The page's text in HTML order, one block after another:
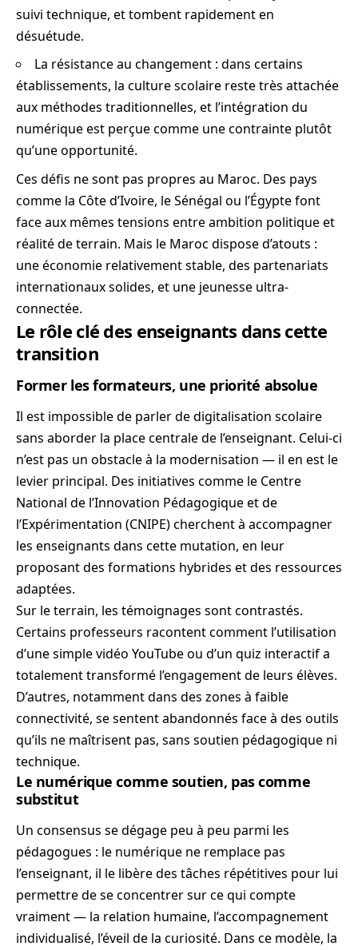
suivi technique, et tombent rapidement en
désuétude.
La résistance au changement : dans certains
établissements, la culture scolaire reste très attachée
aux méthodes traditionnelles, et l’intégration du
numérique est perçue comme une contrainte plutôt
qu’une opportunité.
Ces défis ne sont pas propres au Maroc. Des pays
comme la Côte d’Ivoire, le Sénégal ou l’Égypte font
face aux mêmes tensions entre ambition politique et
réalité de terrain. Mais le Maroc dispose d’atouts :
une économie relativement stable, des partenariats
internationaux solides, et une jeunesse ultra-
connectée.
Le rôle clé des enseignants dans cette
transition
Former les formateurs, une priorité absolue
Il est impossible de parler de digitalisation scolaire
sans aborder la place centrale de l’enseignant. Celui-ci
n’est pas un obstacle à la modernisation — il en est le
levier principal. Des initiatives comme le Centre
National de l’Innovation Pédagogique et de
l’Expérimentation (CNIPE) cherchent à accompagner
les enseignants dans cette mutation, en leur
proposant des formations hybrides et des ressources
adaptées.
Sur le terrain, les témoignages sont contrastés.
Certains professeurs racontent comment l’utilisation
d’une simple vidéo YouTube ou d’un quiz interactif a
totalement transformé l’engagement de leurs élèves.
D’autres, notamment dans des zones à faible
connectivité, se sentent abandonnés face à des outils
qu’ils ne maîtrisent pas, sans soutien pédagogique ni
technique.
Le numérique comme soutien, pas comme
substitut
Un consensus se dégage peu à peu parmi les
pédagogues : le numérique ne remplace pas
l’enseignant, il le libère des tâches répétitives pour lui
permettre de se concentrer sur ce qui compte
vraiment — la relation humaine, l’accompagnement
individualisé, l’éveil de la curiosité. Dans ce modèle, la